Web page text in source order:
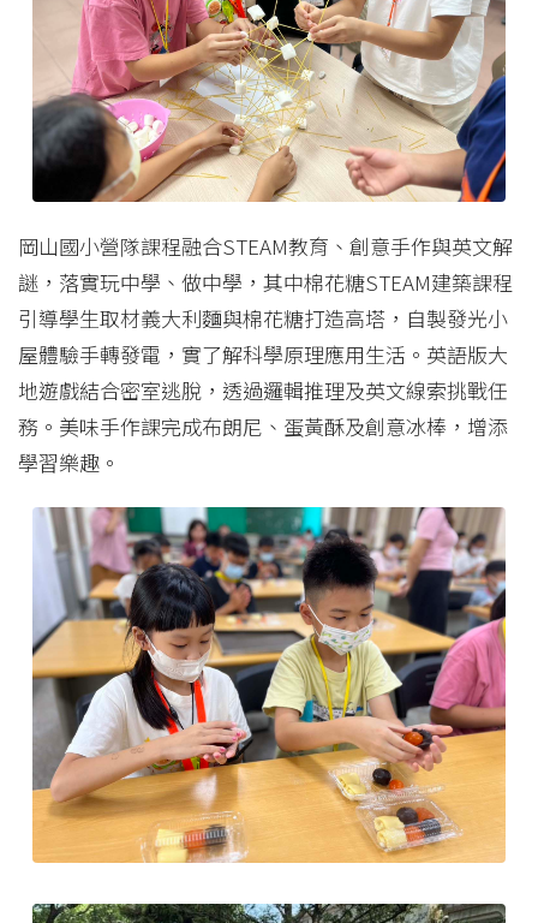
岡山國小營隊課程融合STEAM教育、創意手作與英文解
謎，落實玩中學、做中學，其中棉花糖STEAM建築課程
引導學生取材義大利麵與棉花糖打造高塔，自製發光小
屋體驗手轉發電，實了解科學原理應用生活。英語版大
地遊戲結合密室逃脫，透過邏輯推理及英文線索挑戰任
務。美味手作課完成布朗尼、蛋黃酥及創意冰棒，增添
學習樂趣。